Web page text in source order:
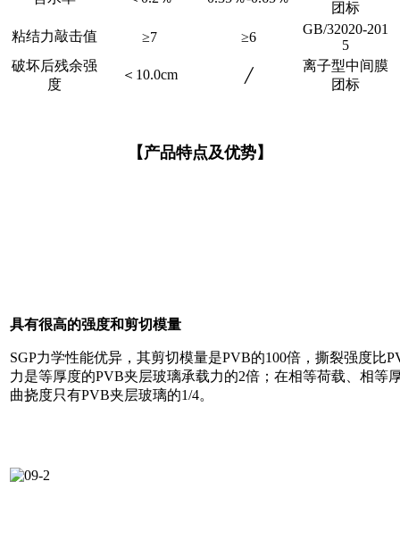
团标
粘结力敲击值
≥7 ≥6
GB/32020-201
5
破坏后残余强
度
＜10.0cm ╱
离子型中间膜
团标
【产品特点及优势】
具有很高的强度和剪切模量
SGP力学性能优异，其剪切模量是PVB的100倍，撕裂强度比
力是等厚度的PVB夹层玻璃承载力的2倍；在相等荷载、相等
曲挠度只有PVB夹层玻璃的1/4。